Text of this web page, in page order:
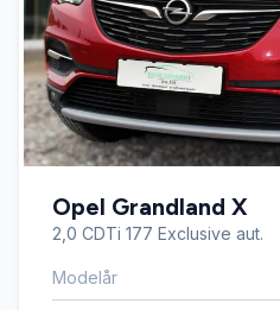
Automatisk lys
Bakkamera
Blind vinkel detektion
Buet lys
Opel Grandland X
2,0 CDTi 177 Exclusive aut.
Modelår